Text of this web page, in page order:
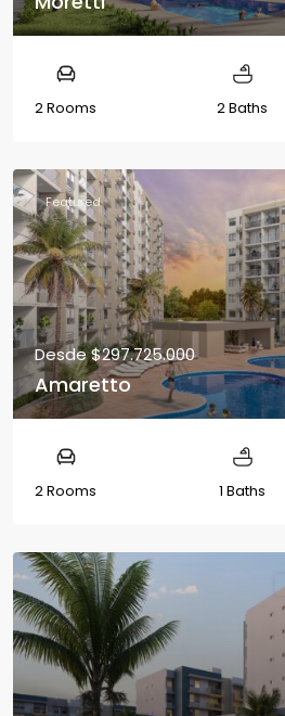
2 Rooms 2 Baths
Featured
Desde$297.725.000
Amaretto
2 Rooms 1 Baths